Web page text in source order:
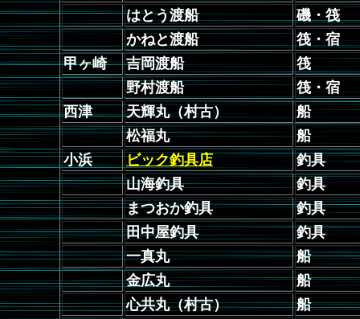
はとう渡船
磯・筏
かねと渡船
筏・宿
甲ヶ崎
吉岡渡船
筏
野村渡船
筏・宿
西津
天輝丸（村古）
船
松福丸
船
小浜
ビック釣具店
釣具
山海釣具
釣具
まつおか釣具
釣具
田中屋釣具
釣具
一真丸
船
金広丸
船
心共丸（村古）
船